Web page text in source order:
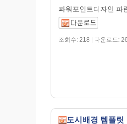
파워포인트디자인 파
조회수: 218 | 다운로드:
도시배경 템플릿